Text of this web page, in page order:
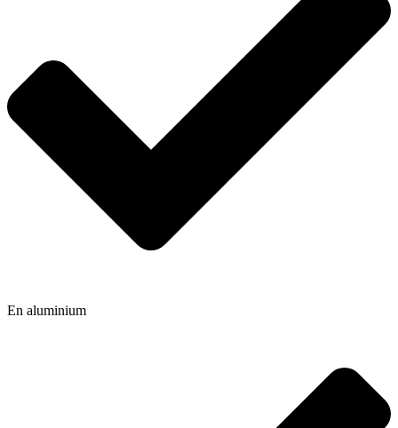
En aluminium